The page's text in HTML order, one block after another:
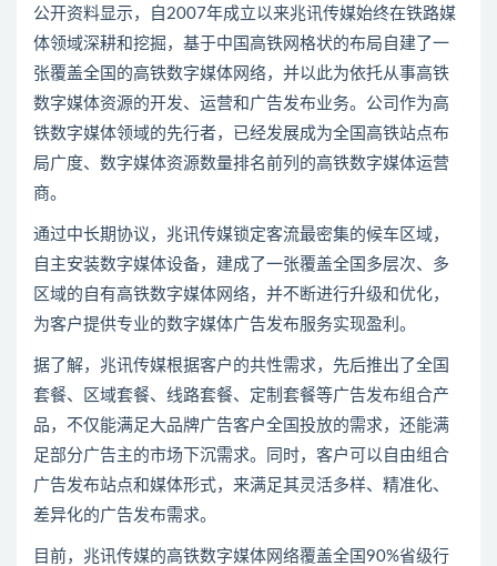
公开资料显示，自2007年成立以来兆讯传媒始终在铁路媒
体领域深耕和挖掘，基于中国高铁网格状的布局自建了一
张覆盖全国的高铁数字媒体网络，并以此为依托从事高铁
数字媒体资源的开发、运营和广告发布业务。公司作为高
铁数字媒体领域的先行者，已经发展成为全国高铁站点布
局广度、数字媒体资源数量排名前列的高铁数字媒体运营
商。
通过中长期协议，兆讯传媒锁定客流最密集的候车区域，
自主安装数字媒体设备，建成了一张覆盖全国多层次、多
区域的自有高铁数字媒体网络，并不断进行升级和优化，
为客户提供专业的数字媒体广告发布服务实现盈利。
据了解，兆讯传媒根据客户的共性需求，先后推出了全国
套餐、区域套餐、线路套餐、定制套餐等广告发布组合产
品，不仅能满足大品牌广告客户全国投放的需求，还能满
足部分广告主的市场下沉需求。同时，客户可以自由组合
广告发布站点和媒体形式，来满足其灵活多样、精准化、
差异化的广告发布需求。
目前，兆讯传媒的高铁数字媒体网络覆盖全国90%省级行